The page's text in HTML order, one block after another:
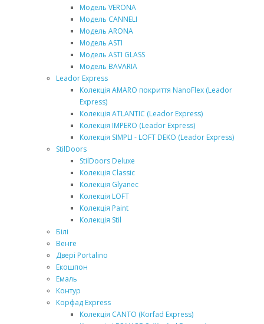
Модель VERONA
Модель СANNELI
Модель ARONA
Модель ASTI
Модель ASTI GLASS
Модель BAVARIA
Leador Express
Колекція AMARO покриття NanoFlex (Leador
Express)
Колекція ATLANTIC (Leador Express)
Колекція IMPERO (Leador Express)
Колекція SIMPLI - LOFT DEKO (Leador Express)
StilDoors
StilDoors Deluxe
Колекція Classic
Колекція Glyanec
Колекція LOFT
Колекція Paint
Колекція Stil
Білі
Венге
Двері Portalino
Екошпон
Емаль
Контур
Корфад Express
Колекція CANTO (Korfad Express)